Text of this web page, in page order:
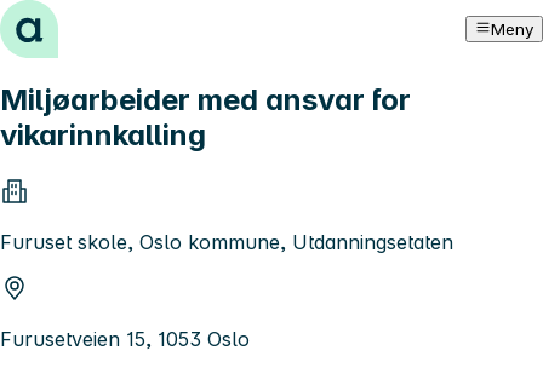
Hopp til innhold Meny
Miljøarbeider med ansvar for
vikarinnkalling
Furuset skole, Oslo kommune, Utdanningsetaten
Furusetveien 15, 1053 Oslo